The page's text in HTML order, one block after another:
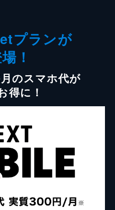
プランが
！
のスマホ代が
得に！